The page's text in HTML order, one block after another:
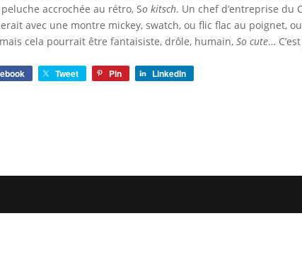
accrochée au rétro, So kitsch. Un chef d’entreprise du
avec une montre mickey, swatch, ou flic flac au poignet,
cela pourrait être fantaisiste, drôle, humain,So cute…
Tweet Pin LinkedIn